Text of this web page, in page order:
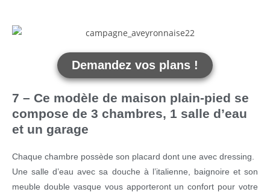
Demandez vos plans !
7 – Ce modèle de maison plain-pied se
compose de 3 chambres, 1 salle d’eau
et un garage
Chaque chambre possède son placard dont une avec dressing.
Une salle d’eau avec sa douche à l’italienne, baignoire et son
meuble double vasque vous apporteront un confort pour votre